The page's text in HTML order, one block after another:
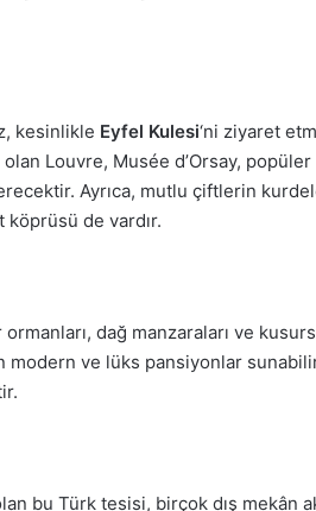
kesinlikle Eyfel Kulesi‘ni ziyaret
olan Louvre, Musée d’Orsay,
Ayrıca, mutlu çiftlerin
köprüsü de vardır.
ormanları, dağ manzaraları ve
modern ve lüks pansiyonlar
bu Türk tesisi, birçok dış mekân